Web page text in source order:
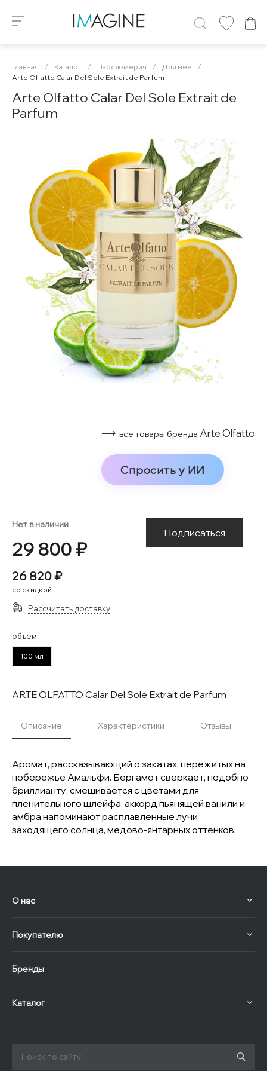
Главная / Каталог / Парфюмерия / Для неё
/
Arte Olfatto Calar Del Sole Extrait de Parfum
Arte Olfatto Calar Del Sole Extrait de
Parfum
⟶ все товары бренда Arte Olfatto
Спросить у ИИ
Нет в наличии
29 800 ₽
26 820 ₽
со скидкой
Подписаться
Рассчитать доставку
объем
100 мл
ARTE OLFATTO Calar Del Sole Extrait de Parfum
Описание Характеристики Отзывы
Аромат, рассказывающий о закатах, пережитых на
побережье Амальфи. Бергамот сверкает, подобно
бриллианту, смешивается с цветами для
пленительного шлейфа, аккорд пьянящей ванили и
амбра напоминают расплавленные лучи
заходящего солнца, медово-янтарных оттенков.
О нас
Покупателю
Бренды
Каталог